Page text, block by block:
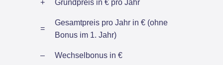
+ Grundpreis in € pro Jahr
=
Gesamtpreis pro Jahr in € (ohne
Bonus im 1. Jahr)
– Wechselbonus in €